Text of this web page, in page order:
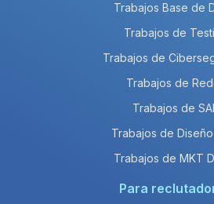
Trabajos Base de
Trabajos de
Trabajos de
Trabajos de
Trabajos de
Trabajos de
Trabajos de MKT
Para